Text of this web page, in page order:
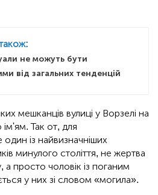
не можуть бути
від загальних тенденцій
мешканців вулиці у Ворзелі на
ім'ям. Так от, для
із найвизначніших
минулого століття, не жертва
просто чоловік із поганим
у них зі словом «могила».